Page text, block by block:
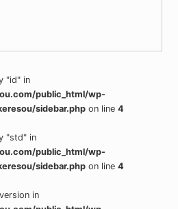
"id" in
public_html/wp-
sidebar.php on line4
"std" in
public_html/wp-
sidebar.php on line4
in